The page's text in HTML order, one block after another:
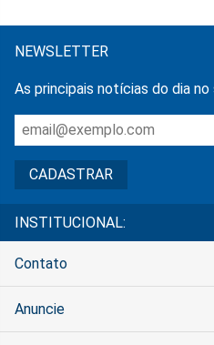
NEWSLETTER
As principais notícias do dia no
INSTITUCIONAL:
Contato
Anuncie